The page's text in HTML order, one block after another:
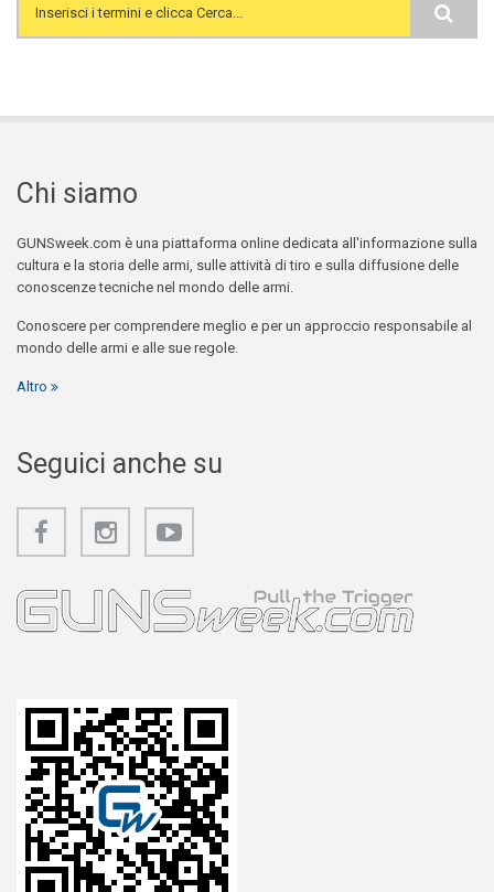
Search form
Chi siamo
GUNSweek.com è una piattaforma online dedicata all'informazione sulla
cultura e la storia delle armi, sulle attività di tiro e sulla diffusione delle
conoscenze tecniche nel mondo delle armi.
Conoscere per comprendere meglio e per un approccio responsabile al
mondo delle armi e alle sue regole.
Altro
Seguici anche su